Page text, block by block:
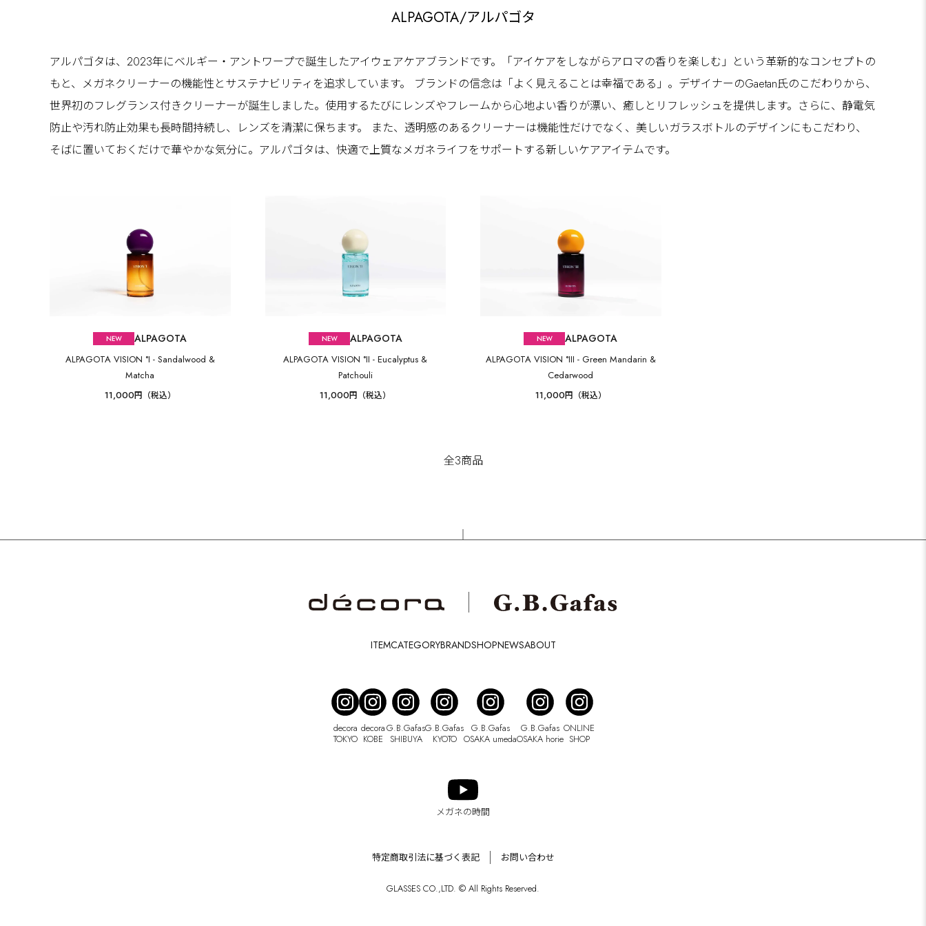
ALPAGOTA/アルパゴタ
アルパゴタは、2023年にベルギー・アントワープで誕生したアイウェアケアブランドです。「アイケアをしながらアロマの香りを楽しむ」という革新的なコンセプトの
もと、メガネクリーナーの機能性とサステナビリティを追求しています。 ブランドの信念は「よく見えることは幸福である」。デザイナーのGaetan氏のこだわりから、
世界初のフレグランス付きクリーナーが誕生しました。使用するたびにレンズやフレームから心地よい香りが漂い、癒しとリフレッシュを提供します。さらに、静電気
防止や汚れ防止効果も長時間持続し、レンズを清潔に保ちます。 また、透明感のあるクリーナーは機能性だけでなく、美しいガラスボトルのデザインにもこだわり、
そばに置いておくだけで華やかな気分に。アルパゴタは、快適で上質なメガネライフをサポートする新しいケアアイテムです。
ALPAGOTA
ALPAGOTA VISION °I - Sandalwood &
Matcha
11,000円（税込）
ALPAGOTA
ALPAGOTA VISION °II - Eucalyptus &
Patchouli
11,000円（税込）
ALPAGOTA
ALPAGOTA VISION °III - Green Mandarin &
Cedarwood
11,000円（税込）
全3商品
ITEMCATEGORYBRANDSHOPNEWSABOUT
decora
TOKYO
decora
KOBE
G.B.Gafas
SHIBUYA
G.B.Gafas
KYOTO
G.B.Gafas
OSAKA umeda
G.B.Gafas
OSAKA horie
ONLINE
SHOP
メガネの時間
特定商取引法に基づく表記 お問い合わせ
GLASSES CO.,LTD. © All Rights Reserved.